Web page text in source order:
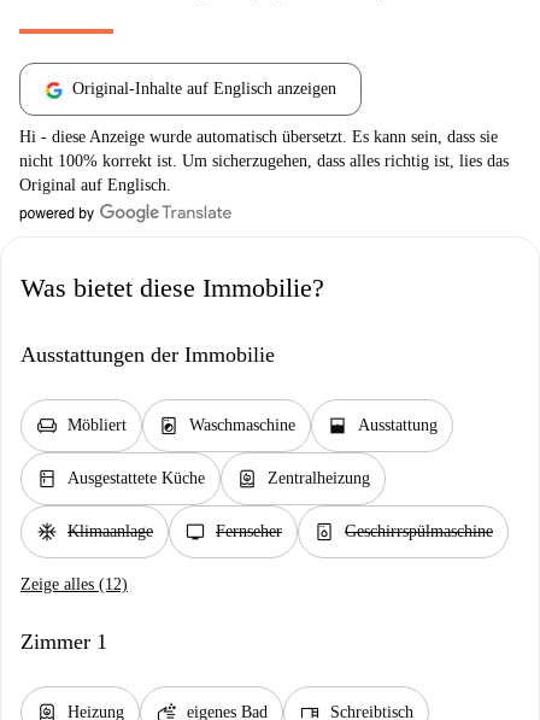
Original-Inhalte auf Englisch anzeigen
Hi - diese Anzeige wurde automatisch übersetzt. Es kann sein, dass sie
nicht 100% korrekt ist. Um sicherzugehen, dass alles richtig ist, lies das
Original auf Englisch.
Was bietet diese Immobilie?
Ausstattungen der Immobilie
chair Möbliert local_laundry_service Waschmaschine window_open Ausstattung
kitchen Ausgestattete Küche water_heater Zentralheizung
ac_unit Klimaanlage tv Fernseher dishwasher_gen Geschirrspülmaschine
Zeige alles (12)
Zimmer 1
water_heater Heizung soap eigenes Bad desk Schreibtisch